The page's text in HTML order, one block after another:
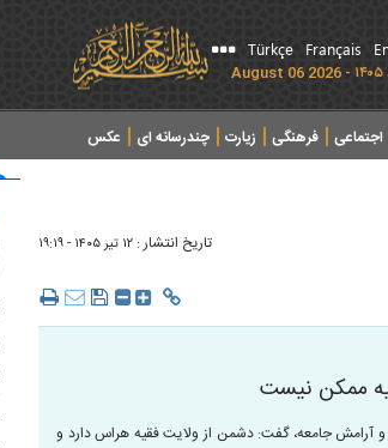
Français
Türkçe
اجتماعی فرهنگی زیارت چندرسانه ای عکس
تاریخ انتشار : ۱۲ تير ۱۴۰۵ - ۱۹:۱۹
ممکن نیست
آرامش جامعه، گفت: دشمن از ولایت فقیه هراس دارد و